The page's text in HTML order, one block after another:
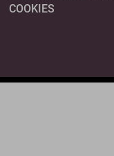
COOKIES